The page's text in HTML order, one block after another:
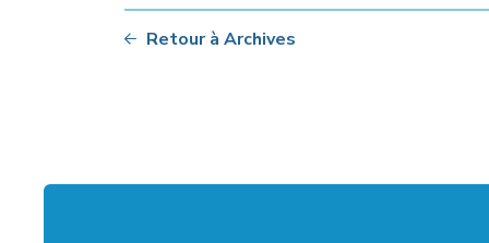
Retour à Archives